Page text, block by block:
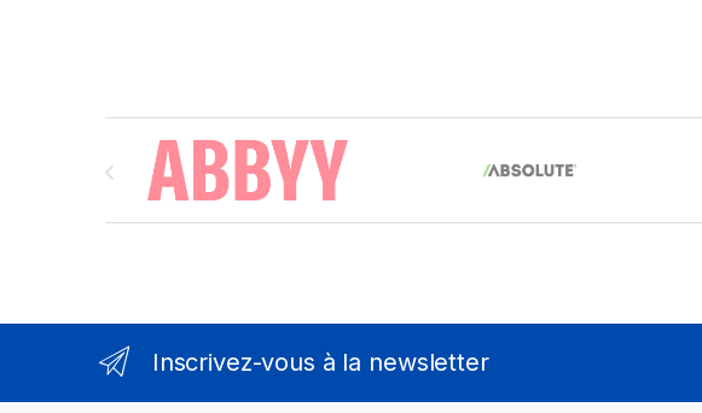
Brands Carousel
Inscrivez-vous à la newsletter